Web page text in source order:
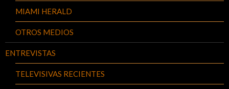
MIAMI HERALD
OTROS MEDIOS
ENTREVISTAS
TELEVISIVAS RECIENTES